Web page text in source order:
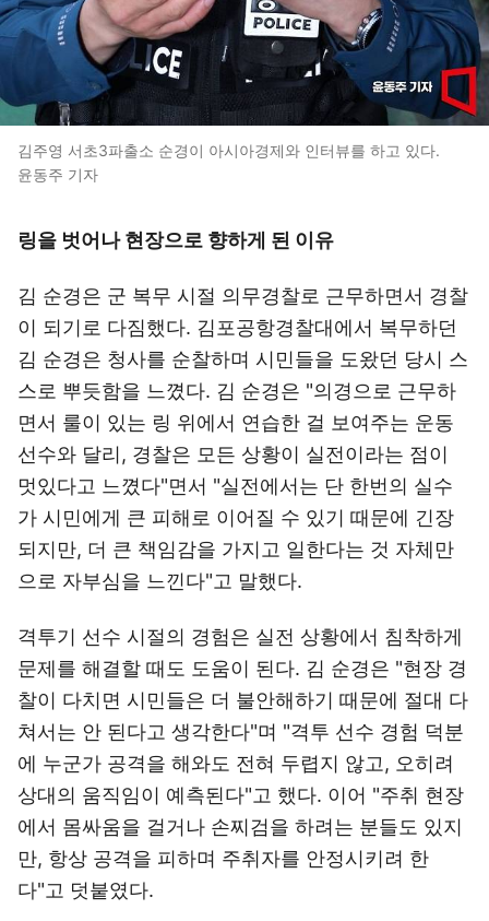
김주영 서초3파출소 순경이 아시아경제와 인터뷰를 하고 있다.
윤동주 기자
링을 벗어나 현장으로 향하게 된 이유
김 순경은 군 복무 시절 의무경찰로 근무하면서 경찰
이 되기로 다짐했다. 김포공항경찰대에서 복무하던
김 순경은 청사를 순찰하며 시민들을 도왔던 당시 스
스로 뿌듯함을 느꼈다. 김 순경은 "의경으로 근무하
면서 룰이 있는 링 위에서 연습한 걸 보여주는 운동
선수와 달리, 경찰은 모든 상황이 실전이라는 점이
멋있다고 느꼈다"면서 "실전에서는 단 한번의 실수
가 시민에게 큰 피해로 이어질 수 있기 때문에 긴장
되지만, 더 큰 책임감을 가지고 일한다는 것 자체만
으로 자부심을 느낀다"고 말했다.
격투기 선수 시절의 경험은 실전 상황에서 침착하게
문제를 해결할 때도 도움이 된다. 김 순경은 "현장 경
찰이 다치면 시민들은 더 불안해하기 때문에 절대 다
쳐서는 안 된다고 생각한다"며 "격투 선수 경험 덕분
에 누군가 공격을 해와도 전혀 두렵지 않고, 오히려
상대의 움직임이 예측된다"고 했다. 이어 "주취 현장
에서 몸싸움을 걸거나 손찌검을 하려는 분들도 있지
만, 항상 공격을 피하며 주취자를 안정시키려 한
다"고 덧붙였다.